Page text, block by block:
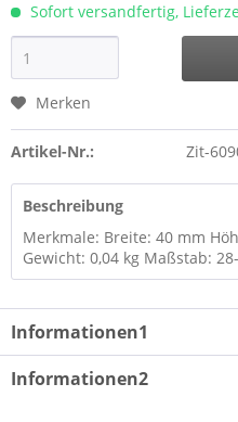
Sofort versandfertig,
Merken
Artikel-Nr.: Zit-
Beschreibung
Merkmale: Breite: 40 mm
Gewicht: 0,04 kg Maßstab:
Informationen1
Informationen2